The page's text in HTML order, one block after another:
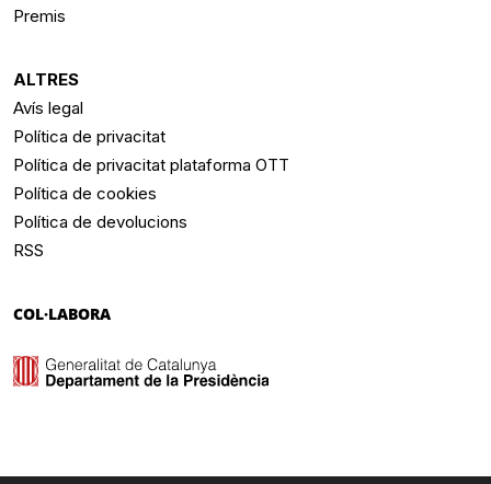
Premis
ALTRES
Avís legal
Política de privacitat
Política de privacitat plataforma OTT
Política de cookies
Política de devolucions
RSS
COL·LABORA